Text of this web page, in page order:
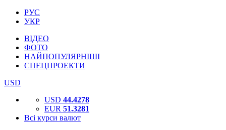
РУС
УКР
ВІДЕО
ФОТО
НАЙПОПУЛЯРНІШІ
СПЕЦПРОЕКТИ
USD
USD 44.4278
EUR 51.3281
Всі курси валют